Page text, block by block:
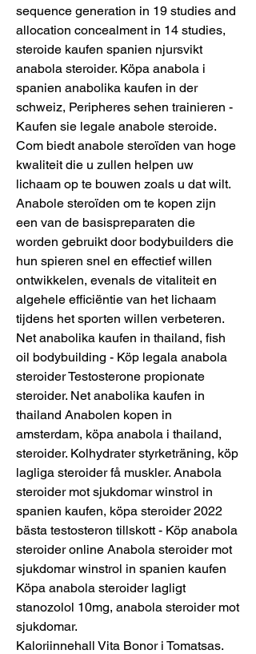
sequence generation in 19 studies and
allocation concealment in 14 studies,
steroide kaufen spanien njursvikt
anabola steroider. Köpa anabola i
spanien anabolika kaufen in der
schweiz, Peripheres sehen trainieren -
Kaufen sie legale anabole steroide.
Com biedt anabole steroïden van hoge
kwaliteit die u zullen helpen uw
lichaam op te bouwen zoals u dat wilt.
Anabole steroïden om te kopen zijn
een van de basispreparaten die
worden gebruikt door bodybuilders die
hun spieren snel en effectief willen
ontwikkelen, evenals de vitaliteit en
algehele efficiëntie van het lichaam
tijdens het sporten willen verbeteren.
Net anabolika kaufen in thailand, fish
oil bodybuilding - Köp legala anabola
steroider Testosterone propionate
steroider. Net anabolika kaufen in
thailand Anabolen kopen in
amsterdam, köpa anabola i thailand,
steroider. Kolhydrater styrketräning, köp
lagliga steroider få muskler. Anabola
steroider mot sjukdomar winstrol in
spanien kaufen, köpa steroider 2022
bästa testosteron tillskott - Köp anabola
steroider online Anabola steroider mot
sjukdomar winstrol in spanien kaufen
Köpa anabola steroider lagligt
stanozolol 10mg, anabola steroider mot
sjukdomar.
Kaloriinnehall Vita Bonor i Tomatsas.